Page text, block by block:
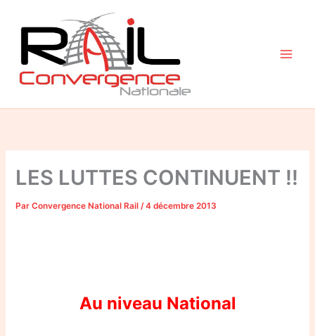
contenu
LES LUTTES CONTINUENT !!
ParConvergence National Rail/4 décembre 2013
Au niveau National